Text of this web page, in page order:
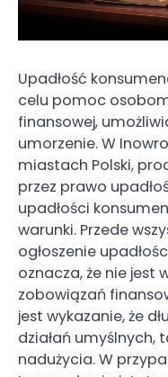
Upadłość
celu pomoc
finansowej,
umorzenie. W
miastach Polski,
przez prawo
upadłości
warunki. Przede
ogłoszenie
oznacza, że nie jest
zobowiązań
jest wykazanie, że
działań umyślnych,
nadużycia. W